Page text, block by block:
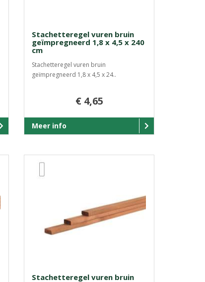
Stachetteregel vuren bruin
geïmpregneerd 1,8 x 4,5 x 240
cm
Stachetteregel vuren bruin
geïmpregneerd 1,8 x 4,5 x 24..
€ 4,65
Meer info
Stachetteregel vuren bruin